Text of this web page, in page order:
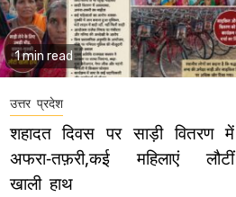
1 min read
उत्तर प्रदेश
शहादत दिवस पर साड़ी वितरण में
अफरा-तफ़री,कई महिलाएं लौटीं
खाली हाथ